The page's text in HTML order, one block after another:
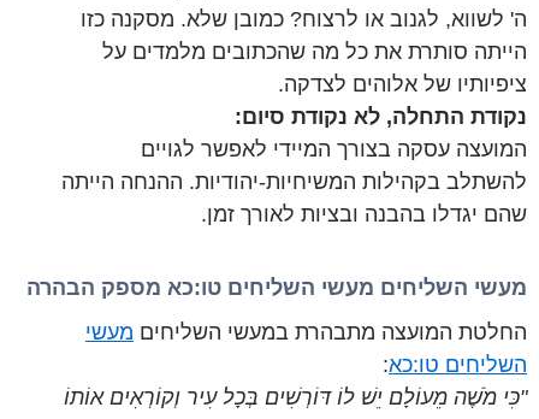
ה' לשווא, לגנוב או לרצוח? כמובן שלא. מסקנה כזו
הייתה סותרת את כל מה שהכתובים מלמדים על
ציפיותיו של אלוהים לצדקה.
נקודת התחלה, לא נקודת סיום:
המועצה עסקה בצורך המיידי לאפשר לגויים
להשתלב בקהילות המשיחיות-יהודיות. ההנחה הייתה
שהם יגדלו בהבנה ובציות לאורך זמן.
מעשי השליחים מעשי השליחים טו:כא מספק הבהרה
החלטת המועצה מתבהרת במעשי השליחים מעשי
השליחים טו:כא:
"כִּי מֹשֶׁה מֵעוֹלָם יֵשׁ לוֹ דּוֹרְשִׁים בְּכָל עִיר וְקוֹרְאִים אוֹתוֹ